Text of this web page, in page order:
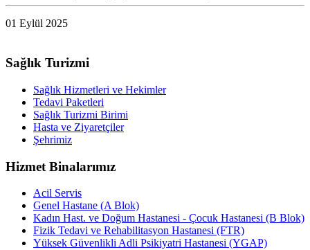
01 Eylül 2025
Sağlık Turizmi
Sağlık Hizmetleri ve Hekimler
Tedavi Paketleri
Sağlık Turizmi Birimi
Hasta ve Ziyaretçiler
Şehrimiz
Hizmet Binalarımız
Acil Servis
Genel Hastane (A Blok)
Kadın Hast. ve Doğum Hastanesi - Çocuk Hastanesi (B Blok)
Fizik Tedavi ve Rehabilitasyon Hastanesi (FTR)
Yüksek Güvenlikli Adli Psikiyatri Hastanesi (YGAP)